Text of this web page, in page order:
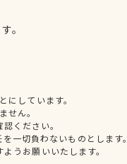
。
しています。
せん。
ください。
一切負わないものとします。
うお願いいたします。